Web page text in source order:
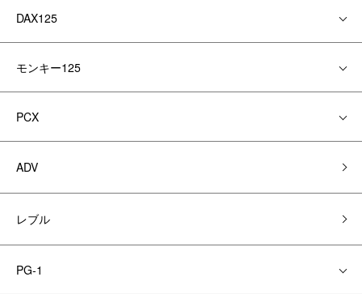
DAX125
モンキー125
PCX
ADV
レブル
PG-1